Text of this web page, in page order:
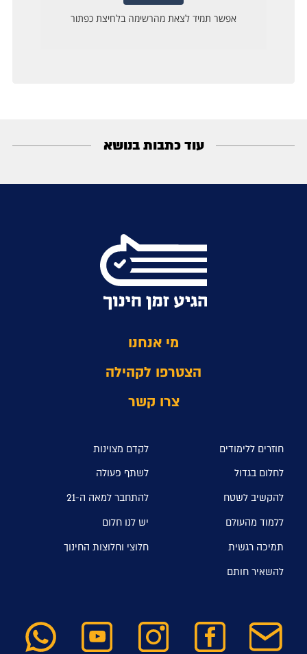
עוד כתבות בנושא
מי אנחנו
הצטרפו לקהילה
צרו קשר
חוזרים ללימודים
לקדם מצוינות
לחלום בגדול
לשתף פעולה
להקשיב לשטח
להתחבר למאה ה-21
ללמוד מהעולם
יש לנו חלום
תמיכה רגשית
חלוצי וחלוצות החינוך
להשאיר חותם